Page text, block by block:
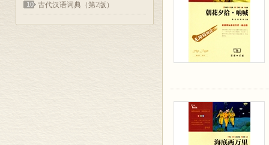
10 古代汉语词典（第2版）